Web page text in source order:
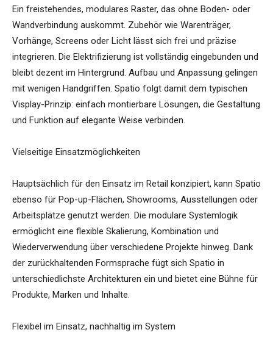
Ein freistehendes, modulares Raster, das ohne Boden- oder
Wandverbindung auskommt. Zubehör wie Warenträger,
Vorhänge, Screens oder Licht lässt sich frei und präzise
integrieren. Die Elektrifizierung ist vollständig eingebunden und
bleibt dezent im Hintergrund. Aufbau und Anpassung gelingen
mit wenigen Handgriffen. Spatio folgt damit dem typischen
Visplay-Prinzip: einfach montierbare Lösungen, die Gestaltung
und Funktion auf elegante Weise verbinden.
Vielseitige Einsatzmöglichkeiten
Hauptsächlich für den Einsatz im Retail konzipiert, kann Spatio
ebenso für Pop-up-Flächen, Showrooms, Ausstellungen oder
Arbeitsplätze genutzt werden. Die modulare Systemlogik
ermöglicht eine flexible Skalierung, Kombination und
Wiederverwendung über verschiedene Projekte hinweg. Dank
der zurückhaltenden Formsprache fügt sich Spatio in
unterschiedlichste Architekturen ein und bietet eine Bühne für
Produkte, Marken und Inhalte.
Flexibel im Einsatz, nachhaltig im System